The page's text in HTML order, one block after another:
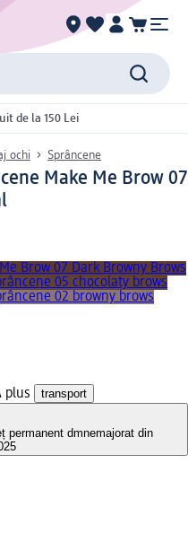
de la 150 Lei
ochi Sprâncene
Make Me Brow 07
Brow 07 Dark Browny Brows
05 chocolaty brows
02 browny brows
plus transport
permanent dmnemajorat din